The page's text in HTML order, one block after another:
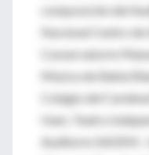
composición del
Nacional Centro de
Conservatorio
Música de Bahía
Colegio del
Ham, Teatro
Auditorio SADEM,